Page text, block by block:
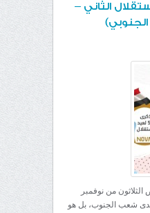
الثاني –
من نوفمبر
لدى شعب الجنوب، بل هو